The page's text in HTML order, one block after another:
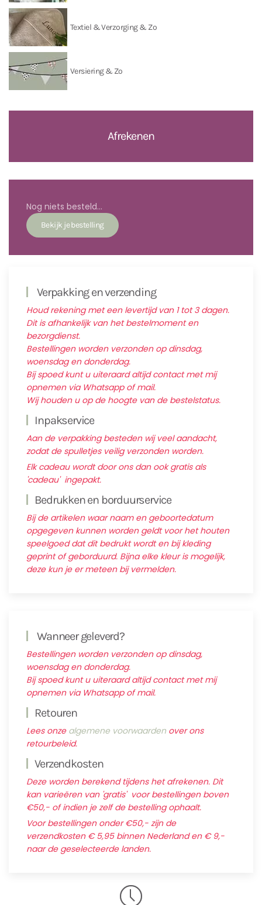
Textiel & Verzorging & Zo
Versiering & Zo
Afrekenen
Nog niets besteld...
Verpakking en verzending
Houd rekening met een levertijd van 1 tot 3 dagen.
Dit is afhankelijk van het bestelmoment en
bezorgdienst.
Bestellingen worden verzonden op dinsdag,
woensdag en donderdag.
Bij spoed kunt u uiteraard altijd contact met mij
opnemen via Whatsapp of mail.
Wij houden u op de hoogte van de bestelstatus.
Inpakservice
Aan de verpakking besteden wij veel aandacht,
zodat de spulletjes veilig verzonden worden.
Elk cadeau wordt door ons dan ook gratis als
'cadeau' ingepakt.
Bedrukken en borduurservice
Bij de artikelen waar naam en geboortedatum
opgegeven kunnen worden geldt voor het houten
speelgoed dat dit bedrukt wordt en bij kleding
geprint of geborduurd. Bijna elke kleur is mogelijk,
deze kun je er meteen bij vermelden.
Wanneer geleverd?
Bestellingen worden verzonden op dinsdag,
woensdag en donderdag.
Bij spoed kunt u uiteraard altijd contact met mij
opnemen via Whatsapp of mail.
Retouren
Lees onze algemene voorwaarden over ons
retourbeleid.
Verzendkosten
Deze worden berekend tijdens het afrekenen. Dit
kan varieëren van 'gratis' voor bestellingen boven
€50,- of indien je zelf de bestelling ophaalt.
Voor bestellingen onder €50,- zijn de
verzendkosten € 5,95 binnen Nederland en € 9,-
naar de geselecteerde landen.